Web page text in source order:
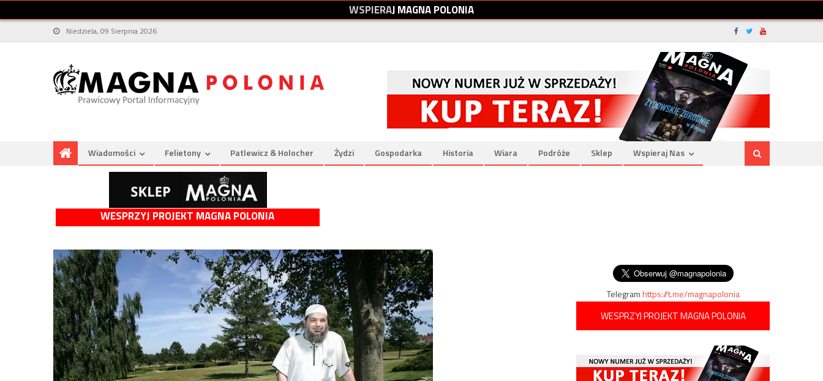
WSPIERAJMAGNAPOLONIA
Niedziela, 09 Sierpnia 2026
Wiadomości Felietony Patlewicz & Holocher Żydzi Gospodarka Historia Wiara Podróże Sklep Wspieraj Nas
WESPRZYJ PROJEKT MAGNA POLONIA
Telegramhttps://t.me/magnapolonia
WESPRZYJ PROJEKT MAGNA POLONIA